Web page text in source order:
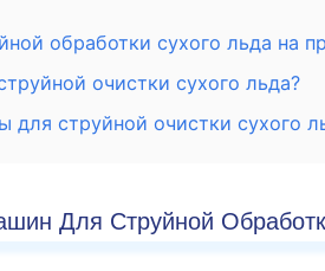
обработки сухого льда на
очистки сухого льда?
струйной очистки сухого
Для Струйной